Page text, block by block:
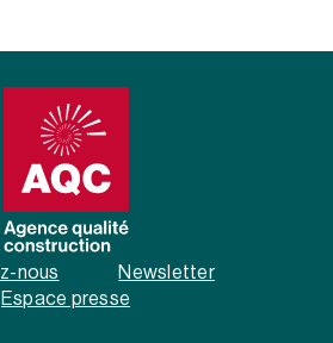
nous
Newsletter
Espace presse